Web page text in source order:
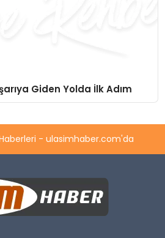
Giden Yolda İlk Adım
- ulasimhaber.com'da